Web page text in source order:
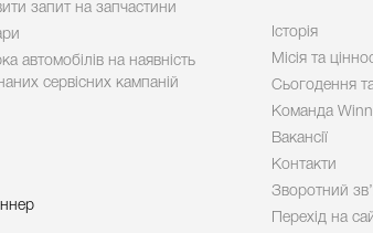
запит на запчастини
автомобілів на наявність
сервісних кампаній
Історія
Місія та
Сьогодення
Команда
Вакансії
Контакти
Зворотний
Перехід на